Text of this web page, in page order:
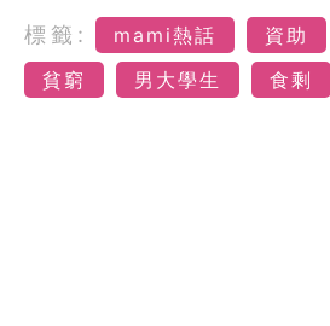
標籤: mami熱話 資助
貧窮
男大學生 食剩